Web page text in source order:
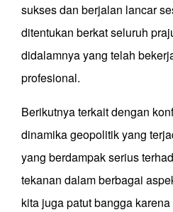
sukses dan berjalan lancar
ditentukan berkat seluruh
didalamnya yang telah
profesional.
Berikutnya terkait dengan
dinamika geopolitik yang
yang berdampak serius
tekanan dalam berbagai
kita juga patut bangga